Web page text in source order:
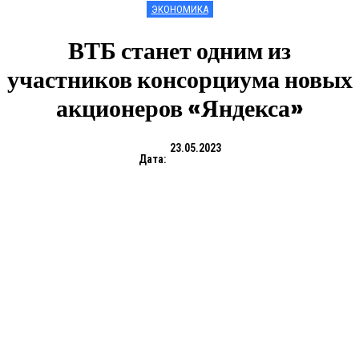
ЭКОНОМИКА
ВТБ станет одним из
участников консорциума новых
акционеров «Яндекса»
Дата:
23.05.2023